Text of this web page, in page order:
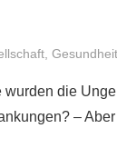
, Gesundheit
die
–